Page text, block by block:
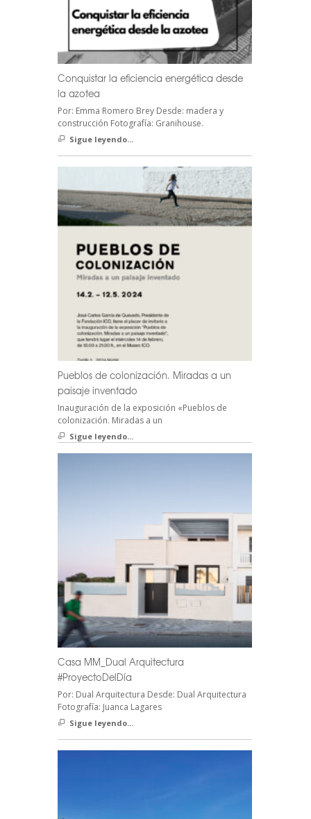
Conquistar la eficiencia energética desde
la azotea
Por: Emma Romero Brey Desde: madera y
construcción Fotografía: Granihouse.
Sigue leyendo...
Pueblos de colonización. Miradas a un
paisaje inventado
Inauguración de la exposición «Pueblos de
colonización. Miradas a un
Sigue leyendo...
Casa MM_Dual Arquitectura
#ProyectoDelDía
Por: Dual Arquitectura Desde: Dual Arquitectura
Fotografía: Juanca Lagares
Sigue leyendo...